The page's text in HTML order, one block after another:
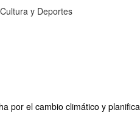
y Deportes
por el cambio climático y